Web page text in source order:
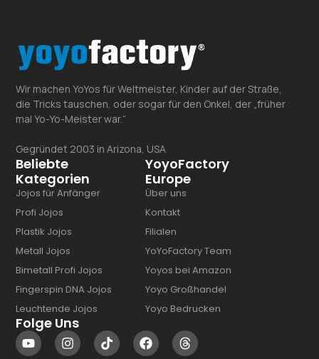
Wir machen YoYos für Weltmeister, Kinder auf der Straße,
die Tricks tauschen, oder sogar für den Onkel, der „früher
mal Yo-Yo-Meister war.“
Gegründet 2003 in Arizona, USA
Beliebte
Kategorien
Jojos für Anfänger
Profi Jojos
Plastik Jojos
Metall Jojos
Bimetall Profi Jojos
Fingerspin DNA Jojos
Leuchtende Jojos
YoyoFactory
Europe
Über uns
Kontakt
Filialen
YoYoFactory Team
Yoyos bei Amazon
Yoyo Großhandel
Yoyo Bedrucken
Folge Uns